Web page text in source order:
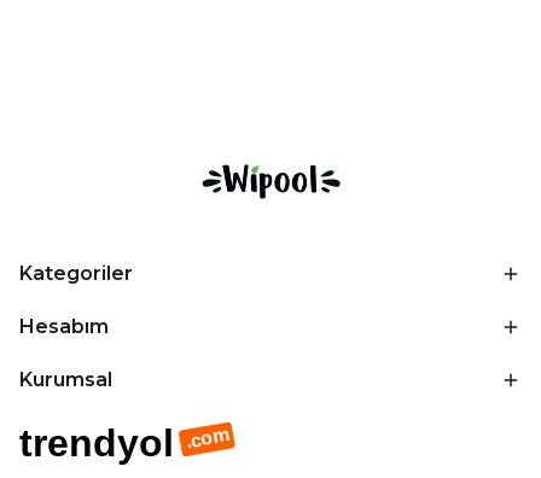
Kategoriler
Hesabım
Kurumsal
trendyol .com